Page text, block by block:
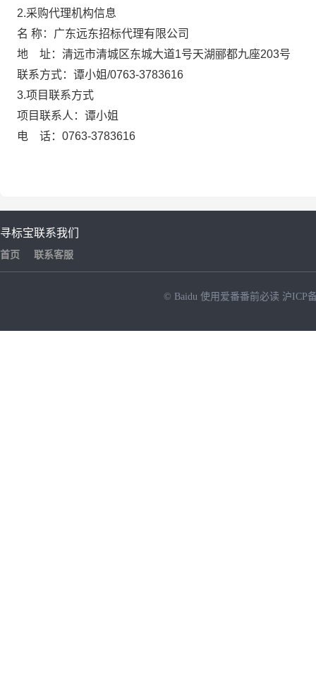
2.采购代理机构信息
名 称：广东远东招标代理有限公
地 址：清远市清城区东城大道1号天湖郦都九座203
联系方式：谭小姐/0763-3783616
3.项目联系方式
项目联系人：谭小姐
电 话： 0763-3783616
寻标宝
首页
联系我们
联系客服
© Baidu 使用爱番番前必读 沪ICP